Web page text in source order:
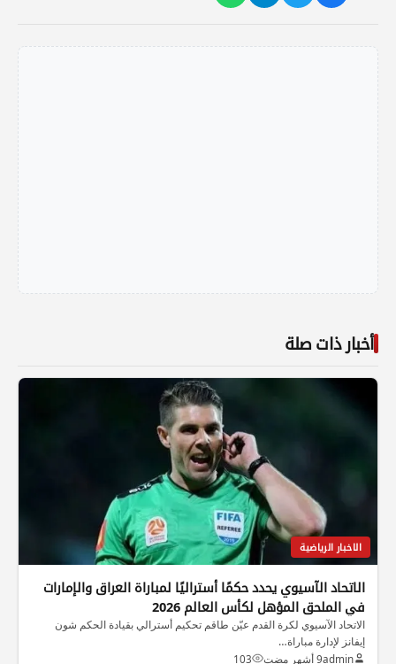
أخبار ذات صلة
الاخبار الرياضية
الاتحاد الآسيوي يحدد حكمًا أستراليًا لمباراة العراق والإمارات
في الملحق المؤهل لكأس العالم 2026
الاتحاد الآسيوي لكرة القدم عيّن طاقم تحكيم أسترالي بقيادة الحكم شون
إيفانز لإدارة مباراة…
admin9 أشهر مضت 103